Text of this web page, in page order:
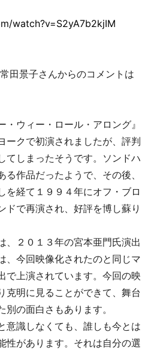
watch?v=S2yA7b2kjIM
田景子さんからのコメントは
ウィー・ロール・アロング』
ークで初演されましたが、評判
てしまったそうです。ソンドハ
作品だったようで、その後、
を経て１９９４年にオフ・ブロ
ドで再演され、好評を博し蘇り
、２０１３年の宮本亜門氏演出
、今回映像化されたのと同じマ
で上演されています。今回の映
克明に見ることができて、舞台
の面白さもあります。
意識しなくても、誰しも今とは
性があります。それは自分の選